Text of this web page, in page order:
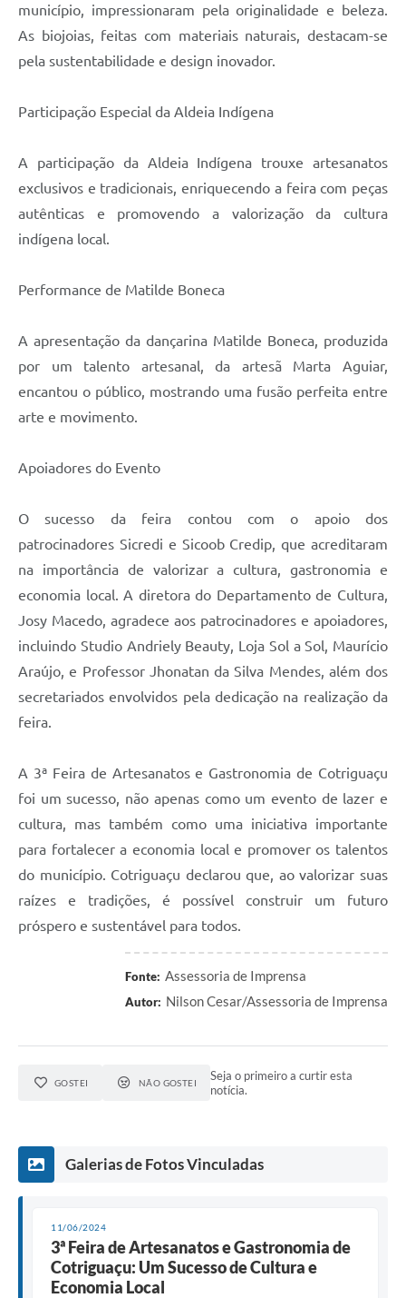
município, impressionaram pela originalidade e beleza.
As biojoias, feitas com materiais naturais, destacam-se
pela sustentabilidade e design inovador.
Participação Especial da Aldeia Indígena
A participação da Aldeia Indígena trouxe artesanatos
exclusivos e tradicionais, enriquecendo a feira com peças
autênticas e promovendo a valorização da cultura
indígena local.
Performance de Matilde Boneca
A apresentação da dançarina Matilde Boneca, produzida
por um talento artesanal, da artesã Marta Aguiar,
encantou o público, mostrando uma fusão perfeita entre
arte e movimento.
Apoiadores do Evento
O sucesso da feira contou com o apoio dos
patrocinadores Sicredi e Sicoob Credip, que acreditaram
na importância de valorizar a cultura, gastronomia e
economia local. A diretora do Departamento de Cultura,
Josy Macedo, agradece aos patrocinadores e apoiadores,
incluindo Studio Andriely Beauty, Loja Sol a Sol, Maurício
Araújo, e Professor Jhonatan da Silva Mendes, além dos
secretariados envolvidos pela dedicação na realização da
feira.
A 3ª Feira de Artesanatos e Gastronomia de Cotriguaçu
foi um sucesso, não apenas como um evento de lazer e
cultura, mas também como uma iniciativa importante
para fortalecer a economia local e promover os talentos
do município. Cotriguaçu declarou que, ao valorizar suas
raízes e tradições, é possível construir um futuro
próspero e sustentável para todos.
Fonte: Assessoria de Imprensa
Autor: Nilson Cesar/Assessoria de Imprensa
GOSTEI NÃO GOSTEI
Seja o primeiro a curtir esta
notícia.
Galerias de Fotos Vinculadas
11/06/2024
3ª Feira de Artesanatos e Gastronomia de
Cotriguaçu: Um Sucesso de Cultura e
Economia Local